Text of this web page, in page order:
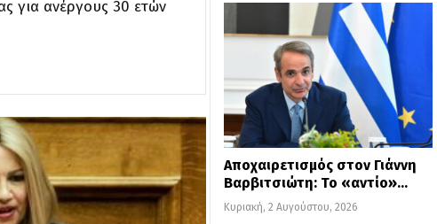
για ανέργους 30 ετών
Αποχαιρετισμός στον Γιάννη
Βαρβιτσιώτη: Το «αντίο»…
Κυριακή, 2 Αυγούστου, 2026